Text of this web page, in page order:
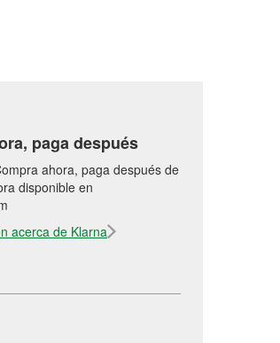
paga después
ahora, paga después de
disponible en
acerca de Klarna